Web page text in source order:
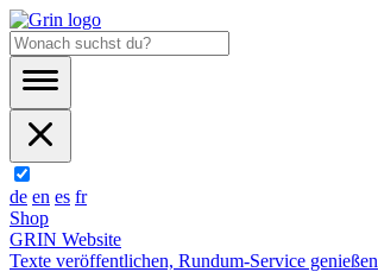
de en es fr
Shop
GRIN Website
Texte veröffentlichen, Rundum-Service genießen